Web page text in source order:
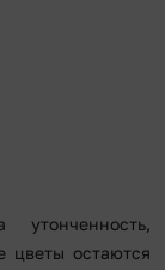
цветы остаются